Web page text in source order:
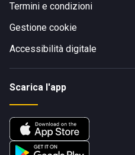
Termini e condizioni
Gestione cookie
Accessibilità digitale
Scarica l'app